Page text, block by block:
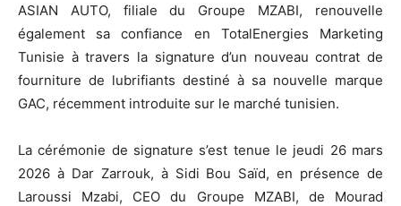
ASIAN AUTO, filiale du Groupe MZABI, renouvelle
également sa confiance en TotalEnergies Marketing
Tunisie à travers la signature d’un nouveau contrat de
fourniture de lubrifiants destiné à sa nouvelle marque
GAC, récemment introduite sur le marché tunisien.
La cérémonie de signature s’est tenue le jeudi 26 mars
2026 à Dar Zarrouk, à Sidi Bou Saïd, en présence de
Laroussi Mzabi, CEO du Groupe MZABI, de Mourad